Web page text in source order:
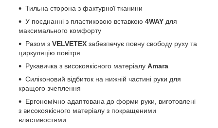
Тильна сторона з фактурної тканини
У поєднанні з пластиковою вставкою 4WAY для
максимального комфорту
Разом з VELVETEX забезпечує повну свободу руху та
циркуляцію повітря
Рукавичка з високоякісного матеріалу Amara
Силіконовий відбиток на нижній частині руки для
кращого зчеплення
Ергономічно адаптована до форми руки, виготовлені
з високоякісного матеріалу з покращеними
властивостями